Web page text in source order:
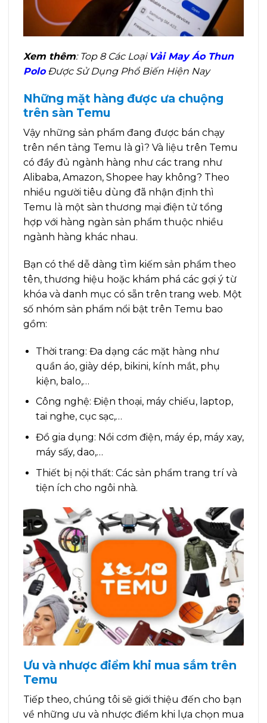
Xem thêm: Top 8 Các Loại Vải May Áo Thun
PoloĐược Sử Dụng Phổ Biến Hiện Nay
Những mặt hàng được ưa chuộng
trên sàn Temu
Vậy những sản phẩm đang được bán chạy
trên nền tảng Temu là gì? Và liệu trên Temu
có đầy đủ ngành hàng như các trang như
Alibaba, Amazon, Shopee hay không? Theo
nhiều người tiêu dùng đã nhận định thì
Temu là một sàn thương mại điện tử tổng
hợp với hàng ngàn sản phẩm thuộc nhiều
ngành hàng khác nhau.
Bạn có thể dễ dàng tìm kiếm sản phẩm theo
tên, thương hiệu hoặc khám phá các gợi ý từ
khóa và danh mục có sẵn trên trang web. Một
số nhóm sản phẩm nổi bật trên Temu bao
gồm:
Thời trang: Đa dạng các mặt hàng như
quần áo, giày dép, bikini, kính mắt, phụ
kiện, balo,…
Công nghệ: Điện thoại, máy chiếu, laptop,
tai nghe, cục sạc,…
Đồ gia dụng: Nồi cơm điện, máy ép, máy xay,
máy sấy, dao,…
Thiết bị nội thất: Các sản phẩm trang trí và
tiện ích cho ngôi nhà.
Ưu và nhược điểm khi mua sắm trên
Temu
Tiếp theo, chúng tôi sẽ giới thiệu đến cho bạn
về những ưu và nhược điểm khi lựa chọn mua